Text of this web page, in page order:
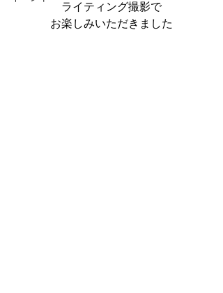
ライティング撮影で
お楽しみいただきました